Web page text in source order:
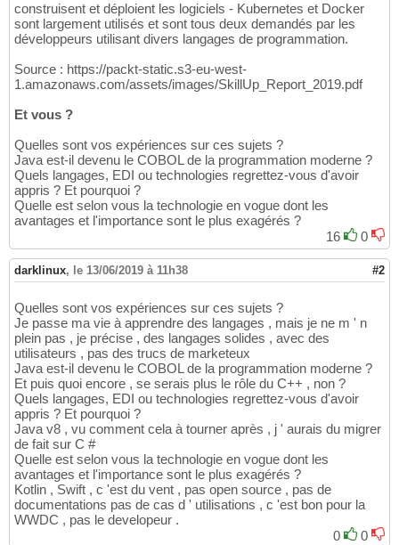
construisent et déploient les logiciels - Kubernetes et Docker
sont largement utilisés et sont tous deux demandés par les
développeurs utilisant divers langages de programmation.
Source : https://packt-static.s3-eu-west-
1.amazonaws.com/assets/images/SkillUp_Report_2019.pdf
Et vous ?
Quelles sont vos expériences sur ces sujets ?
Java est-il devenu le COBOL de la programmation moderne ?
Quels langages, EDI ou technologies regrettez-vous d'avoir
appris ? Et pourquoi ?
Quelle est selon vous la technologie en vogue dont les
avantages et l'importance sont le plus exagérés ?
16
0
darklinux, le 13/06/2019 à 11h38 #2
Quelles sont vos expériences sur ces sujets ?
Je passe ma vie à apprendre des langages , mais je ne m ' n
plein pas , je précise , des langages solides , avec des
utilisateurs , pas des trucs de marketeux
Java est-il devenu le COBOL de la programmation moderne ?
Et puis quoi encore , se serais plus le rôle du C++ , non ?
Quels langages, EDI ou technologies regrettez-vous d'avoir
appris ? Et pourquoi ?
Java v8 , vu comment cela à tourner après , j ' aurais du migrer
de fait sur C #
Quelle est selon vous la technologie en vogue dont les
avantages et l'importance sont le plus exagérés ?
Kotlin , Swift , c 'est du vent , pas open source , pas de
documentations pas de cas d ' utilisations , c 'est bon pour la
WWDC , pas le developeur .
0
0